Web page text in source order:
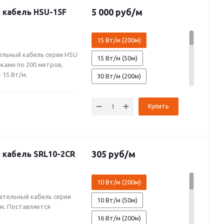
HSR-33P (200м)
HSR-40F (200м)
HSR-40F (50м)
HSR-40P (200м)
HSR-40P (50м)
HSU-15F
кабель серии HSU
по 200 метров,
15 Вт/м.
5 000 руб/м
15 Вт/м (200м)
15 Вт/м (50м)
30 Вт/м (200м)
75 Вт/м (200м)
75 Вт/м (50м)
90 Вт/м (200м)
Купить
SRL10-2CR
кабель серии
Поставляется
305 руб/м
10 Вт/м (200м)
10 Вт/м (50м)
16 Вт/м (200м)